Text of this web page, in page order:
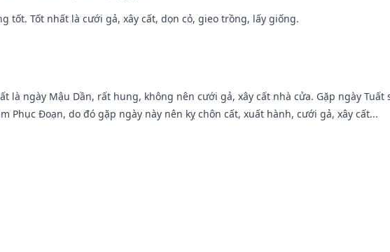
tốt. Tốt nhất là cưới gả, xây cất, dọn cỏ, gieo trồng, lấy giống.
là ngày Mậu Dần, rất hung, không nên cưới gả, xây cất nhà cửa. Gặp ngày Tuất
Phục Đoạn, do đó gặp ngày này nên kỵ chôn cất, xuất hành, cưới gả, xây cất...